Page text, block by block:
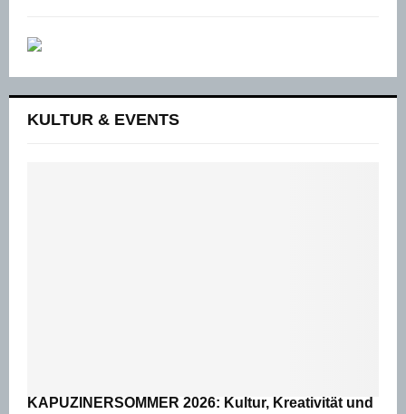
KULTUR & EVENTS
KAPUZINERSOMMER 2026: Kultur, Kreativität und